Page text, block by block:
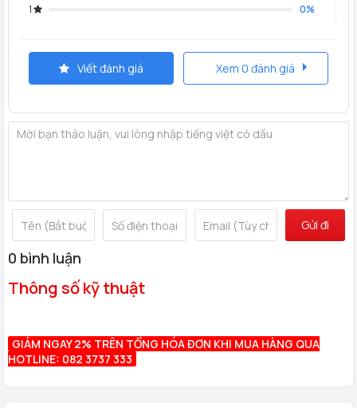
1
0%
Viết đánh giá Xem 0 đánh giá
Gửi đi
0 bình luận
Thông số kỹ thuật
GIẢM NGAY 2% TRÊN TỔNG HÓA ĐƠN KHI MUA HÀNG QUA
HOTLINE: 082 3737 333